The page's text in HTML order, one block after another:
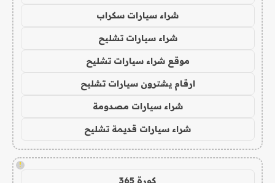
شراء سيارات سكراب
شراء سيارات تشليح
موقع شراء سيارات تشليح
ارقام يشترون سيارات تشليح
شراء سيارات مصدومة
شراء سيارات قديمة تشليح
!
كورة 365